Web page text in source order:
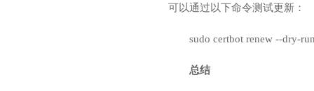
可以通过以下命令测试更新：
sudo certbot renew --dry-
总结